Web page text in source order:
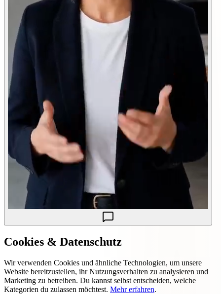
Cookies & Datenschutz
Wir verwenden Cookies und ähnliche Technologien, um unsere
Website bereitzustellen, ihr Nutzungsverhalten zu analysieren und
Marketing zu betreiben. Du kannst selbst entscheiden, welche
Kategorien du zulassen möchtest. Mehr erfahren.